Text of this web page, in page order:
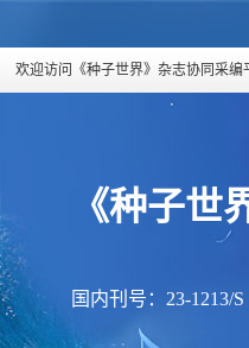
欢迎访问《种子世界》杂志协同采编
《种子世
国内刊号：23-1213/